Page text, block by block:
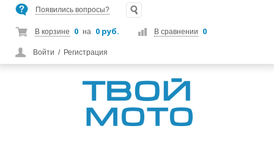
Появились вопросы?
В корзине 0 на 0 руб. В сравнении 0
Войти / Регистрация